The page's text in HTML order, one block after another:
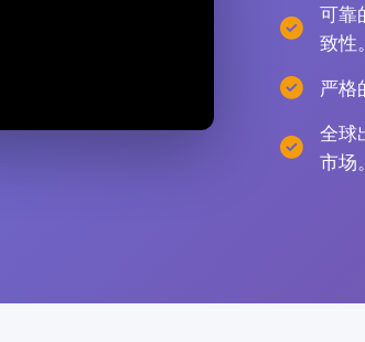
可靠
致性。
严格
全球
市场。